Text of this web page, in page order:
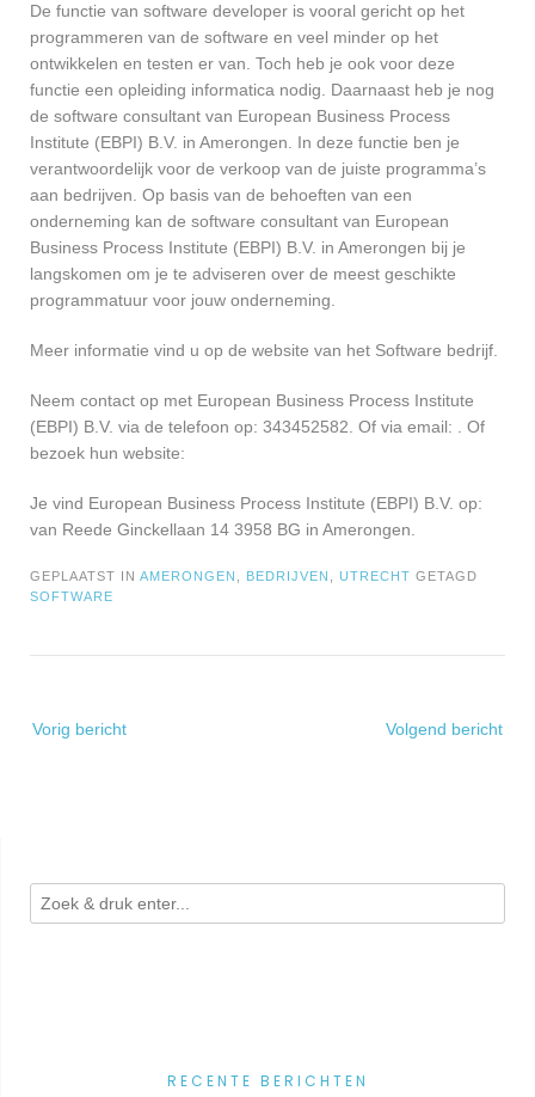
De functie van software developer is vooral gericht op het
programmeren van de software en veel minder op het
ontwikkelen en testen er van. Toch heb je ook voor deze
functie een opleiding informatica nodig. Daarnaast heb je nog
de software consultant van European Business Process
Institute (EBPI) B.V. in Amerongen. In deze functie ben je
verantwoordelijk voor de verkoop van de juiste programma’s
aan bedrijven. Op basis van de behoeften van een
onderneming kan de software consultant van European
Business Process Institute (EBPI) B.V. in Amerongen bij je
langskomen om je te adviseren over de meest geschikte
programmatuur voor jouw onderneming.
Meer informatie vind u op de website van het Software bedrijf.
Neem contact op met European Business Process Institute
(EBPI) B.V. via de telefoon op: 343452582. Of via email:
. Of
bezoek hun website:
Je vind European Business Process Institute (EBPI) B.V. op:
van Reede Ginckellaan 14 3958 BG in Amerongen.
GEPLAATST IN AMERONGEN BEDRIJVEN UTRECHT GETAGD
SOFTWARE
navigatie
Vorig bericht Volgend bericht
RECENTE BERICHTEN